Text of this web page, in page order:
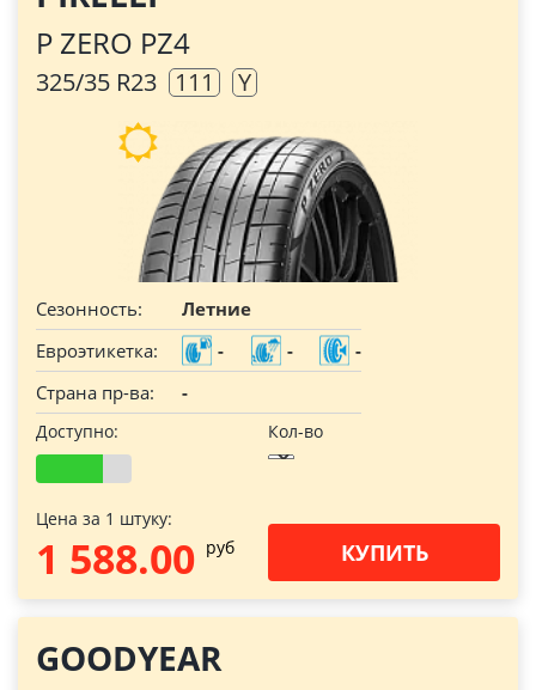
P ZERO PZ4
325/35 R23 111 Y
Сезонность:
Летние
Евроэтикетка:
- -
-
Страна пр-ва:
-
Доступно: Кол-во
Цена за 1 штуку:
1 588.00 pуб КУПИТЬ
GOODYEAR